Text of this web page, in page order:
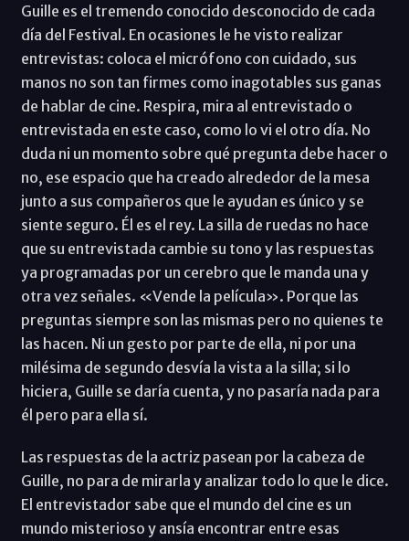
Guille es el tremendo conocido desconocido de cada
día del Festival. En ocasiones le he visto realizar
entrevistas: coloca el micrófono con cuidado, sus
manos no son tan firmes como inagotables sus ganas
de hablar de cine. Respira, mira al entrevistado o
entrevistada en este caso, como lo vi el otro día. No
duda ni un momento sobre qué pregunta debe hacer o
no, ese espacio que ha creado alrededor de la mesa
junto a sus compañeros que le ayudan es único y se
siente seguro. Él es el rey. La silla de ruedas no hace
que su entrevistada cambie su tono y las respuestas
ya programadas por un cerebro que le manda una y
otra vez señales. «Vende la película». Porque las
preguntas siempre son las mismas pero no quienes te
las hacen. Ni un gesto por parte de ella, ni por una
milésima de segundo desvía la vista a la silla; si lo
hiciera, Guille se daría cuenta, y no pasaría nada para
él pero para ella sí.
Las respuestas de la actriz pasean por la cabeza de
Guille, no para de mirarla y analizar todo lo que le dice.
El entrevistador sabe que el mundo del cine es un
mundo misterioso y ansía encontrar entre esas